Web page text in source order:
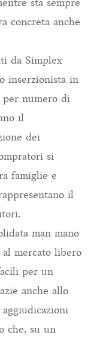
concreta anche
da Simplex
inserzionista in
per numero di
il
dei
si
famiglie e
il
man mano
mercato libero
per un
anche allo
che, su un